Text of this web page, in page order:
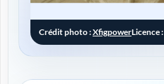
Crédit photo :XfigpowerLicence :